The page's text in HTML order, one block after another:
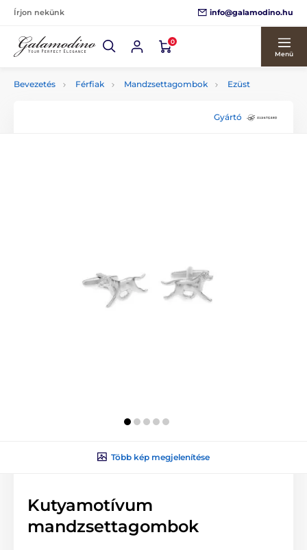
Írjon nekünk info@galamodino.hu
0
Menü
Bevezetés Férfiak Mandzsettagombok Ezüst
Gyártó
Több kép megjelenítése
Kutyamotívum
mandzsettagombok